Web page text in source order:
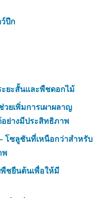
ปีก
ะยะสั้นและพืชดอกไม้
ยเพิ่มการเผาผลาญ
อย่างมีประสิทธิภาพ
โซลูชันที่เหนือกว่าสำหรับ
พ
ชยืนต้นเพื่อให้มี